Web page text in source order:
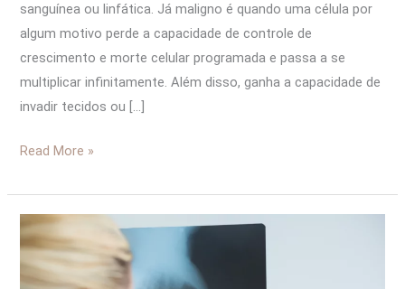
sanguínea ou linfática. Já maligno é quando uma célula por
algum motivo perde a capacidade de controle de
crescimento e morte celular programada e passa a se
multiplicar infinitamente. Além disso, ganha a capacidade de
invadir tecidos ou […]
Read More »
O
meu
tumor